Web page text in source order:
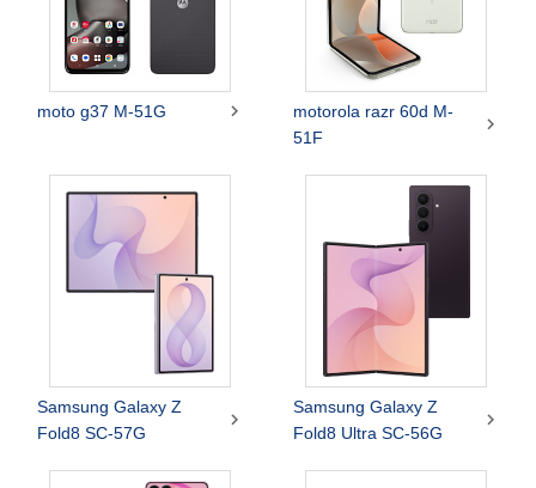
moto g37 M-51G 
motorola razr 60d M-
51F

Samsung Galaxy Z
Fold8 SC-57G

Samsung Galaxy Z
Fold8 Ultra SC-56G
